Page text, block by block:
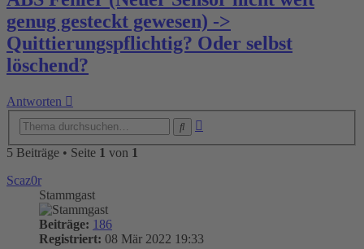
genug gesteckt gewesen) ->
Quittierungspflichtig? Oder selbst
löschend?
Antworten
5 Beiträge • Seite 1 von 1
Scaz0r
Stammgast
Beiträge: 186
Registriert: 08 Mär 2022 19:33